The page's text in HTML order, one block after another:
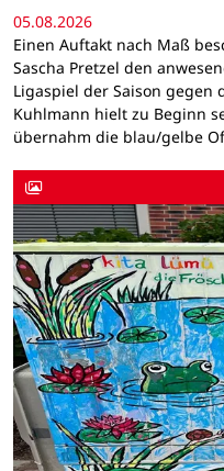
05.08.2026
Einen Auftakt nach Maß
Sascha Pretzel den
Ligaspiel der Saison gegen
Kuhlmann hielt zu Beginn
übernahm die blau/gelbe